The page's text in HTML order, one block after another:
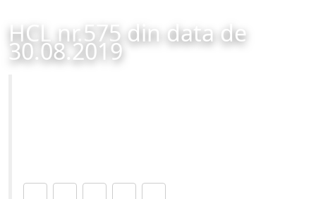
HCL nr.575 din data de
30.08.2019